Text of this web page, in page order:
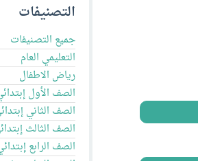
التصنيفات
جميع التصنيفات
التعليمي العام
رياض الاطفال
الصف الأول
الصف الثاني
الصف الثالث
الصف الرابع